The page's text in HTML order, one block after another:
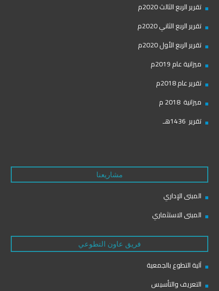
تقرير الربع الثالث 2020م
تقرير الربع الثاني 2020م
تقرير الربع الأول 2020م
ميزانية عام 2019م
تقرير عام 2018م
ميزانية 2018 م
تقرير 1436هـ
مشاريعنا
المبنى الإداري
المبنى الاستثماري
فريق عاون التطوعي
آلية التطوع بالجمعية
التعريف والتأسيس